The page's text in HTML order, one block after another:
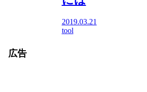
2019.03.21
tool
広告